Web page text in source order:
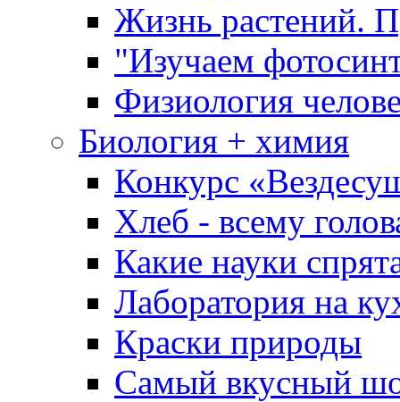
Жизнь растений.
"Изучаем
Физиология
Биология + химия
Конкурс
Хлеб - всему
Какие науки
Лаборатория на
Краски природы
Самый вкусный